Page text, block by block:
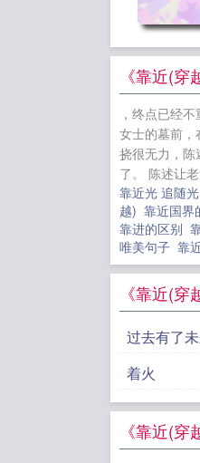
《靠近(
，终点已经
女士的墓前
挠很无力，
了。 陈述让
靠近光 追随
越) 靠近国界
靠进的区别
唯美句子 靠
《靠近(
过去有了
着火
《靠近(